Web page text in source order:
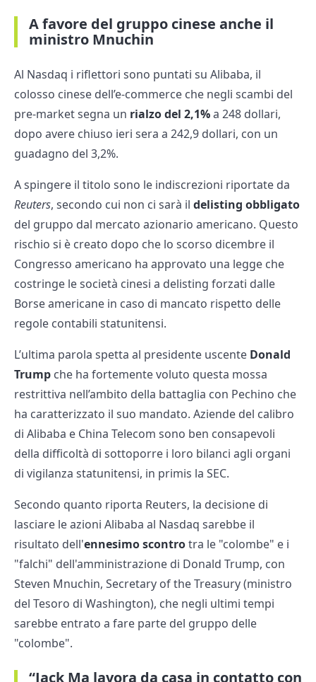
A favore del gruppo cinese anche il
ministro Mnuchin
Al Nasdaq i riflettori sono puntati su Alibaba, il
colosso cinese dell’e-commerce che negli scambi del
pre-market segna un rialzo del 2,1%a 248 dollari,
dopo avere chiuso ieri sera a 242,9 dollari, con un
guadagno del 3,2%.
A spingere il titolo sono le indiscrezioni riportate da
Reuters, secondo cui non ci sarà il delisting obbligato
del gruppo dal mercato azionario americano. Questo
rischio si è creato dopo che lo scorso dicembre il
Congresso americano ha approvato una legge che
costringe le società cinesi a delisting forzati dalle
Borse americane in caso di mancato rispetto delle
regole contabili statunitensi.
L’ultima parola spetta al presidente uscente Donald
Trump che ha fortemente voluto questa mossa
restrittiva nell’ambito della battaglia con Pechino che
ha caratterizzato il suo mandato. Aziende del calibro
di Alibaba e China Telecom sono ben consapevoli
della difficoltà di sottoporre i loro bilanci agli organi
di vigilanza statunitensi, in primis la SEC.
Secondo quanto riporta Reuters, la decisione di
lasciare le azioni Alibaba al Nasdaq sarebbe il
risultato dell'ennesimo scontrotra le "colombe" e i
"falchi" dell'amministrazione di Donald Trump, con
Steven Mnuchin, Secretary of the Treasury (ministro
del Tesoro di Washington), che negli ultimi tempi
sarebbe entrato a fare parte del gruppo delle
"colombe".
“Jack Ma lavora da casa in contatto con